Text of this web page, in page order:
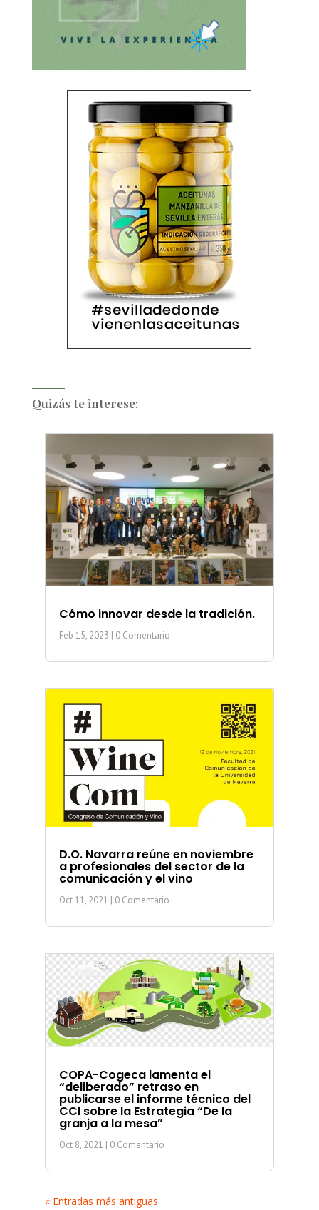
Quizás te interese:
Cómo innovar desde la tradición.
Feb 15, 2023 | 0 Comentario
D.O. Navarra reúne en noviembre
a profesionales del sector de la
comunicación y el vino
Oct 11, 2021 | 0 Comentario
COPA-Cogeca lamenta el
“deliberado” retraso en
publicarse el informe técnico del
CCI sobre la Estrategia “De la
granja a la mesa”
Oct 8, 2021 | 0 Comentario
« Entradas más antiguas